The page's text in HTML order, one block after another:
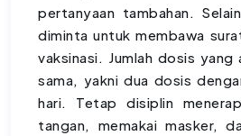
pertanyaan tambahan.
diminta untuk membawa
vaksinasi. Jumlah dosis yang
sama, yakni dua dosis
hari. Tetap disiplin
tangan, memakai masker,